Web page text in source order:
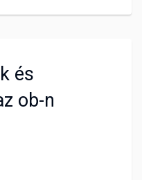
és
ob-n